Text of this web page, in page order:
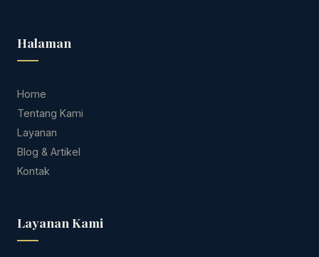
Halaman
Home
Tentang Kami
Layanan
Blog & Artikel
Kontak
Layanan Kami